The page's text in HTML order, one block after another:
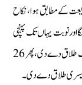
کا نکاح 15 نومبر 2020 اسلامی شریعت کے مطابق ہوا، نکاح
نوبت یہاں تک پہنچی
کہ محمد عارف نے اپنی بیوی علیشہ کو 25 دسمبر 2022 کو زبانی ایک طلاق دے دی، پھر 26